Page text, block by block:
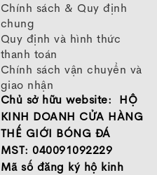
Chính sách & Quy định
chung
Quy định và hình thức
thanh toán
Chính sách vận chuyển và
giao nhận
Chính sách bảo hành
Chính sách bảo mật thông
tin
Chủ sở hữu website: HỘ
KINH DOANH CỬA HÀNG
THẾ GIỚI BÓNG ĐÁ
MST: 040091092229
Mã số đăng ký hộ kinh